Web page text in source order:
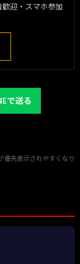
迎・スマホ参加
で送る
優先表示されやすくなり